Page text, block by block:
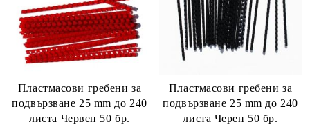
Пластмасови гребени за
подвързване 25 mm до 240
листа Червен 50 бр.
Пластмасови гребени за
подвързване 25 mm до 240
листа Черен 50 бр.